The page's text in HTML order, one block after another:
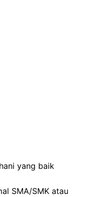
yang baik
SMA/SMK atau